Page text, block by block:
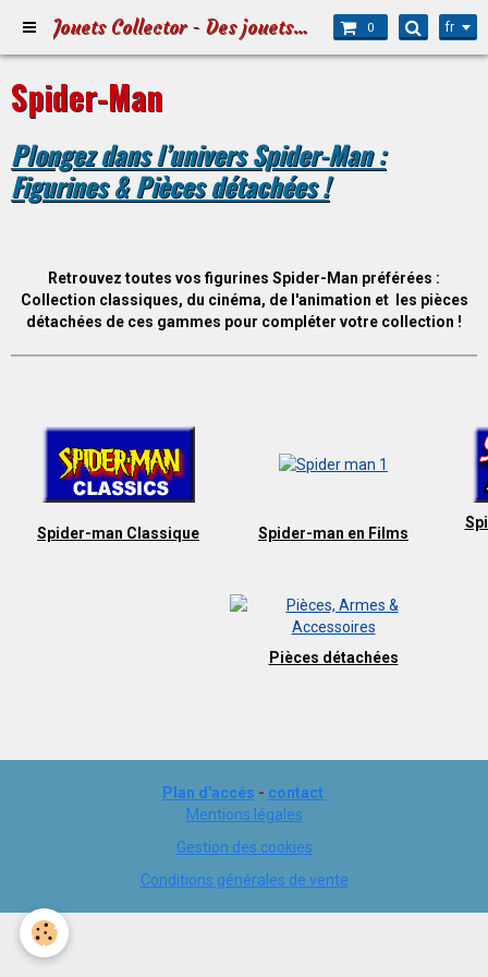
Jouets Collector - Des jouets pour Petits et Grands 0 fr
Spider-Man
Plongez dans l’univers Spider-Man :
Figurines & Pièces détachées !
Retrouvez toutes vos figurines Spider-Man préférées :
Collection classiques, du cinéma, de l'animation et les pièces
détachées de ces gammes pour compléter votre collection !
Spider-man Classique Spider-man en Films
Pièces détachées
Plan d'accés - contact
Mentions légales
Gestion des cookies
Conditions générales de vente